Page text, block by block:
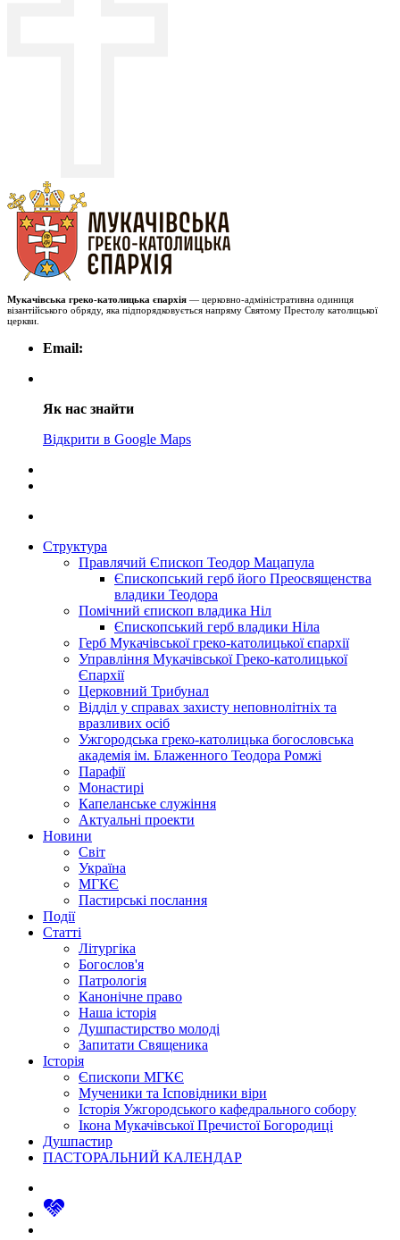
Мукачівська греко-католицька єпархія — церковно-адміністративна одиниця
візантійського обряду, яка підпорядковується напряму Святому Престолу католицької
церкви.
Email:
Як нас знайти
Відкрити в Google Maps
Структура
Правлячий Єпископ Теодор Мацапула
Єпископський герб його Преосвященства
владики Теодора
Помічний єпископ владика Ніл
Єпископський герб владики Ніла
Герб Мукачівської греко-католицької єпархії
Управління Мукачівської Греко-католицької
Єпархії
Церковний Трибунал
Відділ у справах захисту неповнолітніх та
вразливих осіб
Ужгородська греко-католицька богословська
академія ім. Блаженного Теодора Ромжі
Парафії
Монастирі
Капеланське служіння
Актуальні проекти
Новини
Світ
Україна
МГКЄ
Пастирські послання
Події
Статті
Літургіка
Богослов'я
Патрологія
Канонічне право
Наша історія
Душпастирство молоді
Запитати Священика
Історія
Єпископи МГКЄ
Мученики та Ісповідники віри
Історія Ужгородського кафедрального собору
Ікона Мукачівської Пречистої Богородиці
Душпастир
ПАСТОРАЛЬНИЙ КАЛЕНДАР